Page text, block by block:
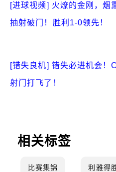
[进球视频] 火燎的金刚，烟
抽射破门！胜利1-0领先！
[错失良机] 错失必进机会！
射门打飞了！
相关标签
比赛集锦 利雅得